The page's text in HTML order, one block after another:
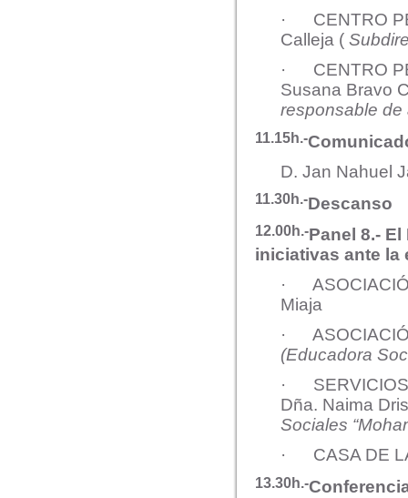
· CENTRO
Calleja (
· CENTRO
Susana Bravo
responsable de
11.15h.-
D. Jan Nahuel
11.30h.-Descanso
12.00h.-Panel 8.-
iniciativas ante la
·
Miaja
·
(Educadora
· SERVICIOS
Dña. Naima
Sociales
· CASA DE
13.30h.-